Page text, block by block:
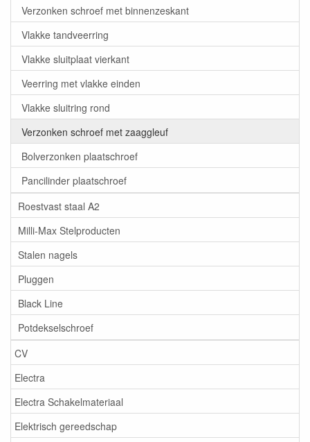
Verzonken schroef met binnenzeskant
Vlakke tandveerring
Vlakke sluitplaat vierkant
Veerring met vlakke einden
Vlakke sluitring rond
Verzonken schroef met zaaggleuf
Bolverzonken plaatschroef
Pancilinder plaatschroef
Roestvast staal A2
Milli-Max Stelproducten
Stalen nagels
Pluggen
Black Line
Potdekselschroef
CV
Electra
Electra Schakelmateriaal
Elektrisch gereedschap